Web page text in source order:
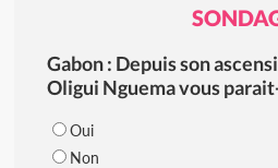
Gabon : Depuis son
Oligui Nguema vous
Oui
Non